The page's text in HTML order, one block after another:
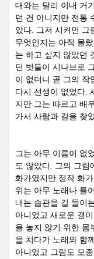
대와는 달리 이내 거
던 건 아니지만 전통
았다. 그저 시커먼 그
무엇인지는 아직 몰
는 하고 싶지 않았던
던 벗들이 시나브로
이 없더니 곧 그의 작
다시 선생이 없었다.
지만 그는 따르고 배
가서 사람과 길을 찾
그는 아무 이름이 없
도 않았다. 그의 그림
화가였지만 정작 화
위는 아무 노래나 틀
내는 습관을 길 들이
아니었고 새로운 경
을 놓지 않기 위한 몸
을 치다가 노래와 함
아니었고 그림도 모